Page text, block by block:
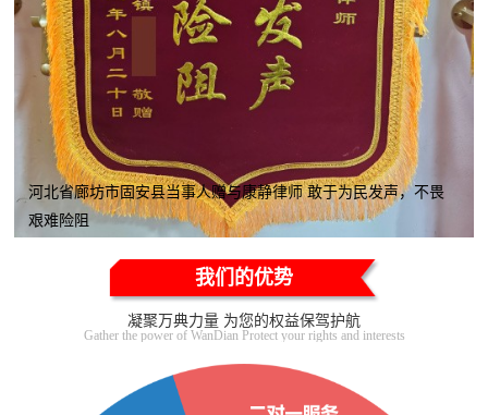
河北省廊坊市固安县当事人赠与康静律师 敢于为民发声，不畏
艰难险阻
我们的优势
凝聚万典力量 为您的权益保驾护航
Gather the power of WanDian Protect your rights and interests